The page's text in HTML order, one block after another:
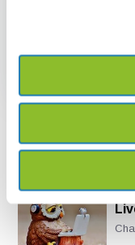
Amphibian Survey and